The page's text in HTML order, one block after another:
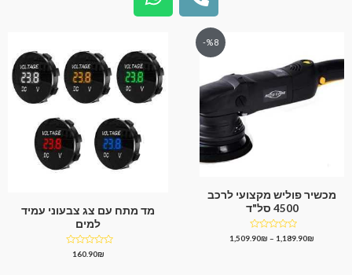
%8-
מכשיר פוליש מקצועי לרכב
4500 סל"ד
דורג
1,189.90₪
–
1,509.90₪
מד מתח עם צג צבעוני עמיד
למים
דורג160.90₪